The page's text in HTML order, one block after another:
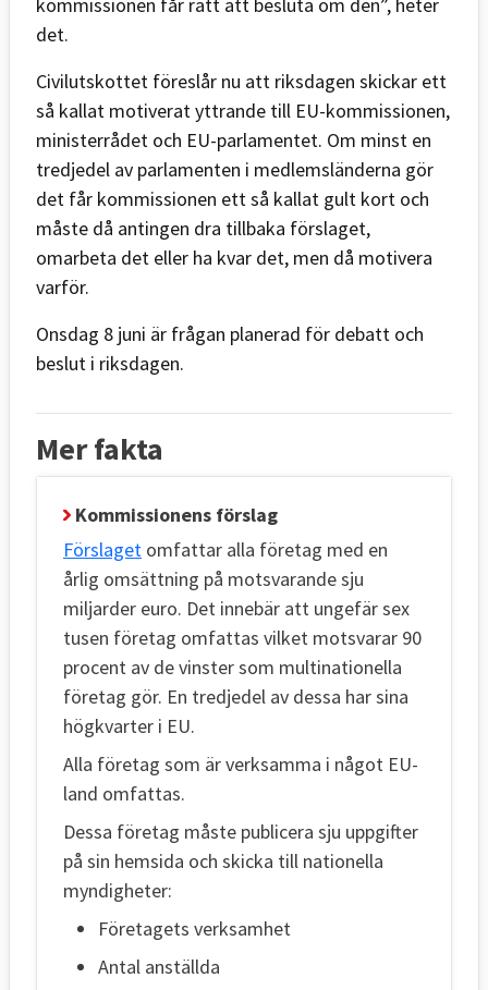
det.
Civilutskottet föreslår nu att riksdagen skickar ett
så kallat motiverat yttrande till EU-kommissionen,
ministerrådet och EU-parlamentet. Om minst en
tredjedel av parlamenten i medlemsländerna gör
det får kommissionen ett så kallat gult kort och
måste då antingen dra tillbaka förslaget,
omarbeta det eller ha kvar det, men då motivera
varför.
Onsdag 8 juni är frågan planerad för debatt och
beslut i riksdagen.
Mer fakta
Kommissionens förslag
Förslaget omfattar alla företag med en
årlig omsättning på motsvarande sju
miljarder euro. Det innebär att ungefär sex
tusen företag omfattas vilket motsvarar 90
procent av de vinster som multinationella
företag gör. En tredjedel av dessa har sina
högkvarter i EU.
Alla företag som är verksamma i något EU-
land omfattas.
Dessa företag måste publicera sju uppgifter
på sin hemsida och skicka till nationella
myndigheter:
Företagets verksamhet
Antal anställda